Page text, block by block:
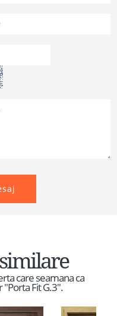
care seamana ca
"Porta Fit G.3".